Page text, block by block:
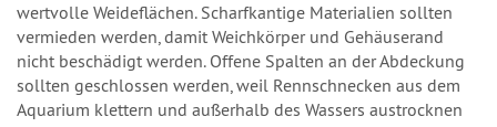
wertvolle Weideflächen. Scharfkantige Materialien sollten
vermieden werden, damit Weichkörper und Gehäuserand
nicht beschädigt werden. Offene Spalten an der Abdeckung
sollten geschlossen werden, weil Rennschnecken aus dem
Aquarium klettern und außerhalb des Wassers austrocknen